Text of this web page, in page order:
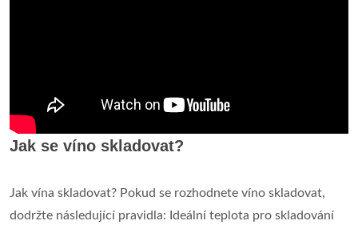
Jak se víno skladovat?
Jak vína skladovat? Pokud se rozhodnete víno skladovat,
dodržte následující pravidla: Ideální teplota pro skladování